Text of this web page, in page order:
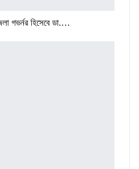
গভর্নর হিসেবে ডা.…